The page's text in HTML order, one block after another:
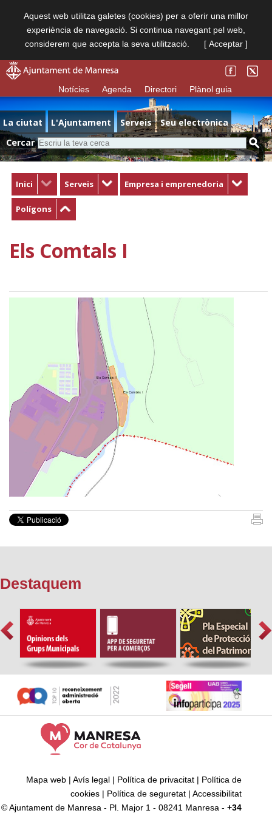
Aquest web utilitza galetes (cookies) per a oferir una millor
experiència de navegació. Si continua navegant pel web,
considerem que accepta la seva utilització.
[ Acceptar ]
Notícies Agenda Directori Plànol guia
La ciutat L'Ajuntament Serveis
Seu electrònica
Cercar
Inici Serveis Empresa i emprenedoria
Polígons
Els Comtals I
Destaquem
Mapa web | Avís legal | Política de privacitat | Política de
cookies | Política de seguretat | Accessibilitat
© Ajuntament de Manresa - Pl. Major 1 - 08241 Manresa - +34